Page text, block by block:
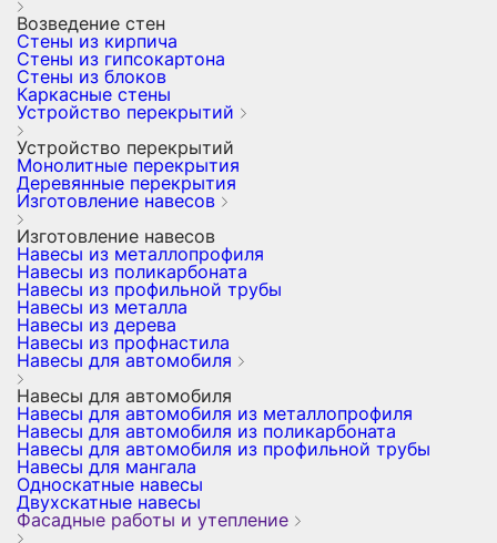
Возведение стен
Стены из кирпича
Стены из гипсокартона
Стены из блоков
Каркасные стены
Устройство перекрытий
Устройство перекрытий
Монолитные перекрытия
Деревянные перекрытия
Изготовление навесов
Изготовление навесов
Навесы из металлопрофиля
Навесы из поликарбоната
Навесы из профильной трубы
Навесы из металла
Навесы из дерева
Навесы из профнастила
Навесы для автомобиля
Навесы для автомобиля
Навесы для автомобиля из металлопрофиля
Навесы для автомобиля из поликарбоната
Навесы для автомобиля из профильной трубы
Навесы для мангала
Односкатные навесы
Двухскатные навесы
Фасадные работы и утепление